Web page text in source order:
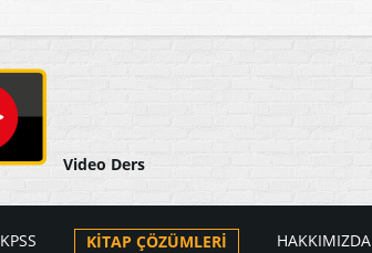
Video Ders
KPSS KİTAP ÇÖZÜMLERİ HAKKIMIZDA